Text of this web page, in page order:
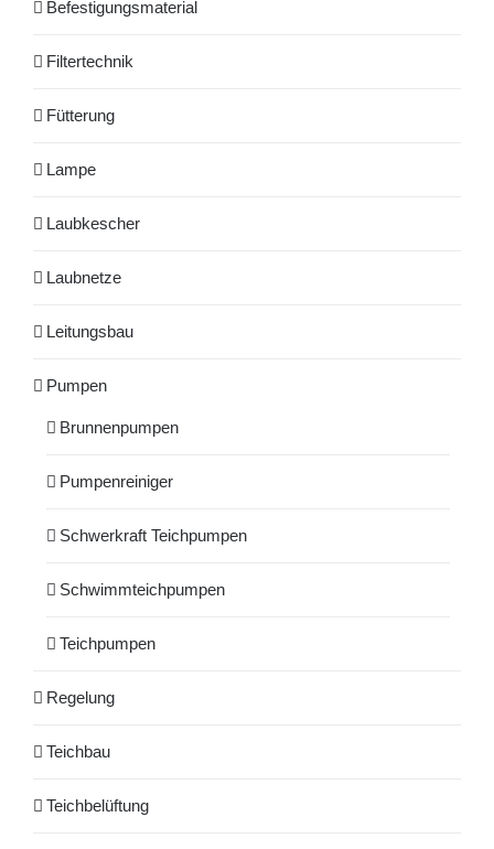
Befestigungsmaterial
Filtertechnik
Fütterung
Lampe
Laubkescher
Laubnetze
Leitungsbau
Pumpen
Brunnenpumpen
Pumpenreiniger
Schwerkraft Teichpumpen
Schwimmteichpumpen
Teichpumpen
Regelung
Teichbau
Teichbelüftung